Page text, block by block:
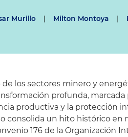
Murillo | Milton Montoya |
los sectores minero y
profunda,
productiva y la protección
consolida un hito histórico en
176 de la Organización